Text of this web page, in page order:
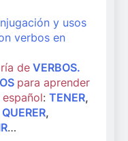
y usos
verbos en
de VERBOS.
para aprender
: TENER,
QUERER,
…